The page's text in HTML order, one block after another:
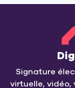
Signature
virtuelle, vidéo,